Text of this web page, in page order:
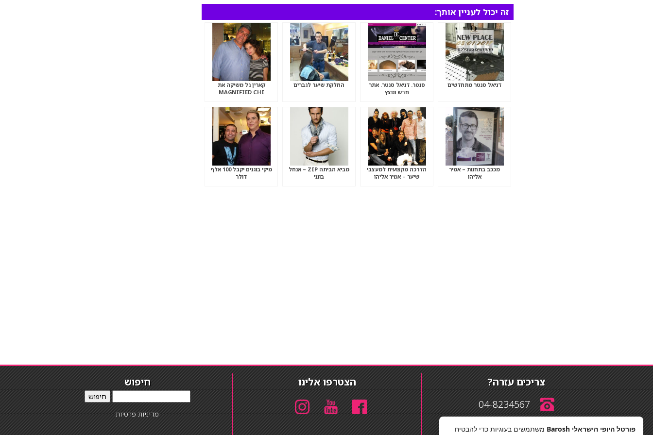
זה יכול לעניין אותך:
דניאל סנטר מתחדשים
סנטר. דניאל סנטר. אתר
חדש ונוצץ
החלקת שיער לגברים
קארין גל משיקה את
MAGNIFIED CHI
מככב בתחנות – אמיר
אליהו
הדרכה מקצועית למעצבי
שיער – אמיר אליהו
מביא הביתה ZIP – אנחל
בונני
מיקי בוגנים יקבל 100 אלף
דולר
צריכים עזרה?
04-8234567
הצטרפו אלינו חיפוש
חיפוש
מדיניות פרטיות
פורטל היופי הישראלי Barosh
משתמשים בעוגיות כדי להבטיח